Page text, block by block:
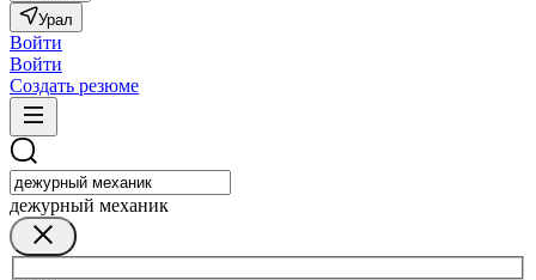
Урал
Войти
Войти
Создать резюме
дежурный механик